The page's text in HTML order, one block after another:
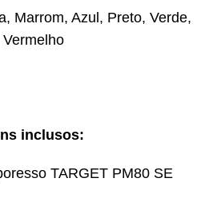
Marrom, Azul, Preto, Verde,
Vermelho
inclusos:
TARGET PM80 SE